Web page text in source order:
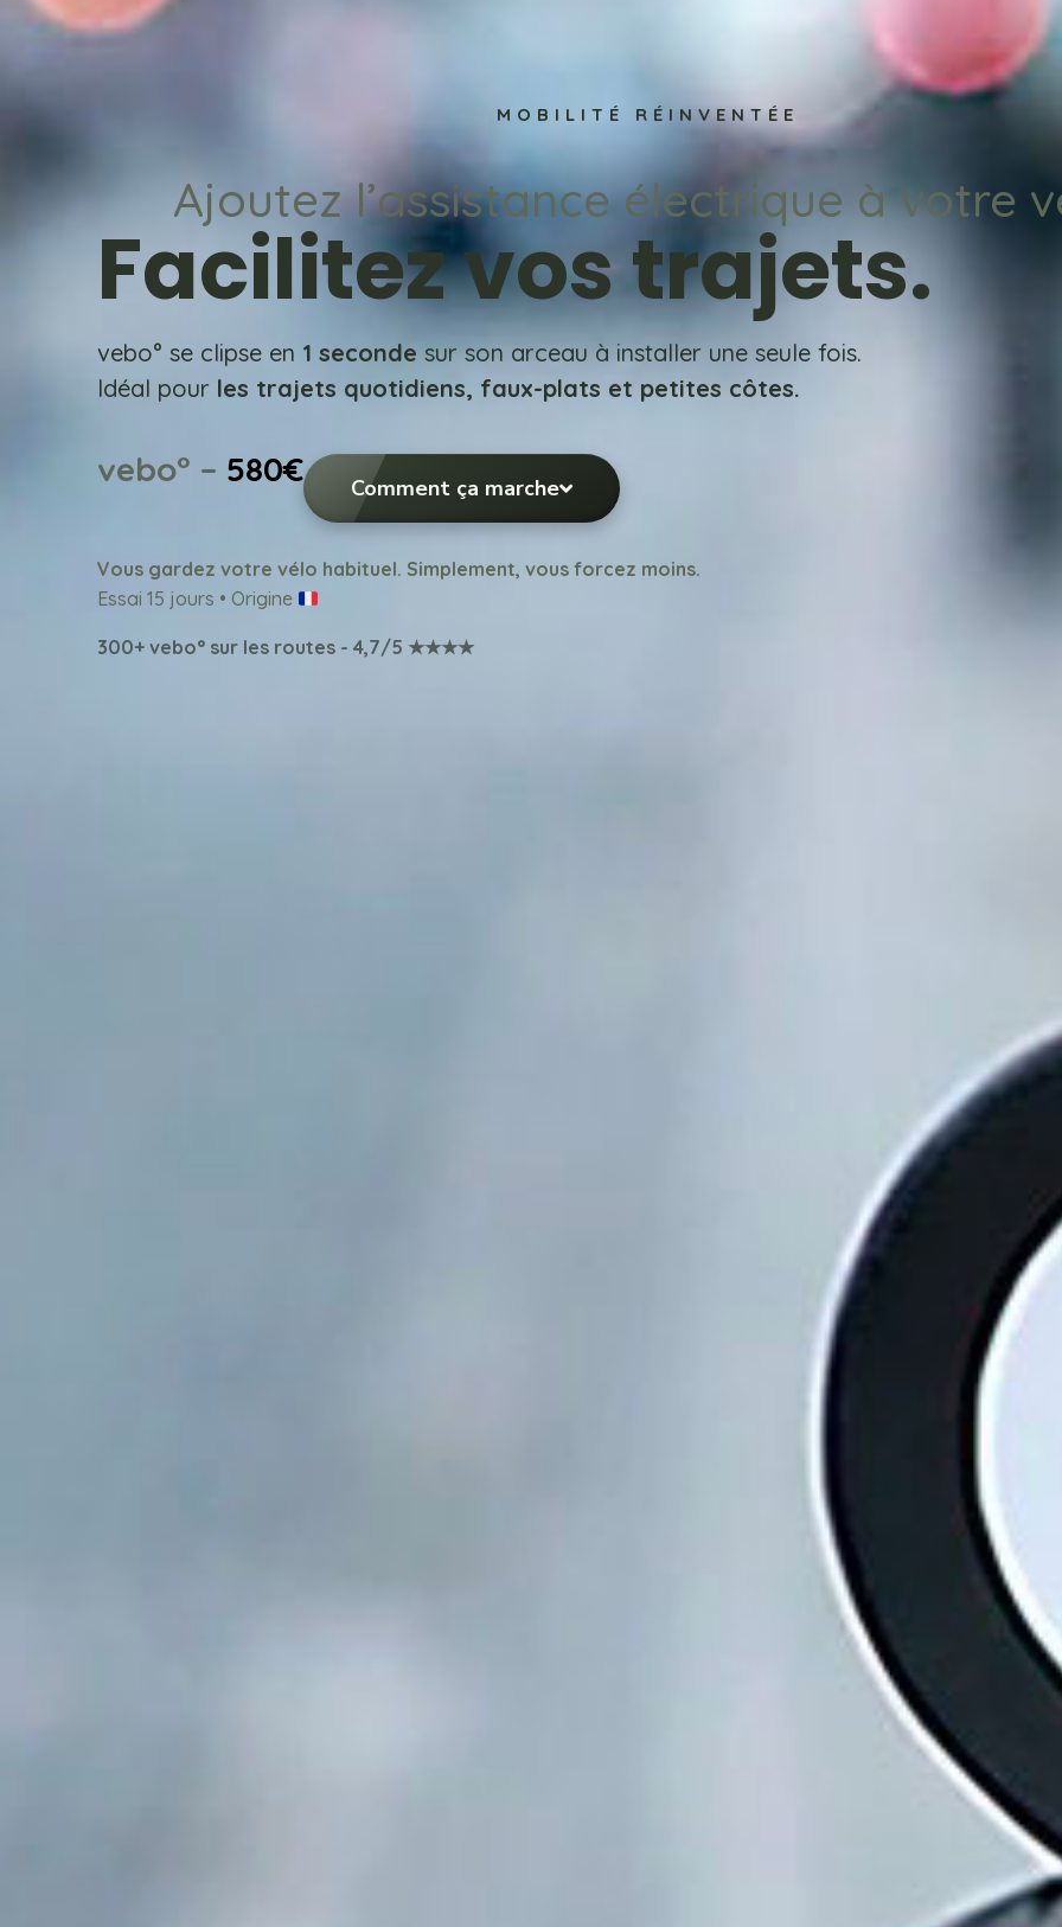
MOBILITÉ RÉINVENTÉE
Ajoutez l’assistance électrique à votre
Facilitez vos trajets.
vebo° se clipse en 1 seconde sur son arceau à installer une seule fois.
Idéal pour les trajets quotidiens, faux-plats et petites côtes.
vebo° – 580€ Comment ça marche
Vous gardez votre vélo habituel. Simplement, vous forcez moins.
Essai 15 jours • Origine
300+ vebo° sur les routes - 4,7/5 ★★★★